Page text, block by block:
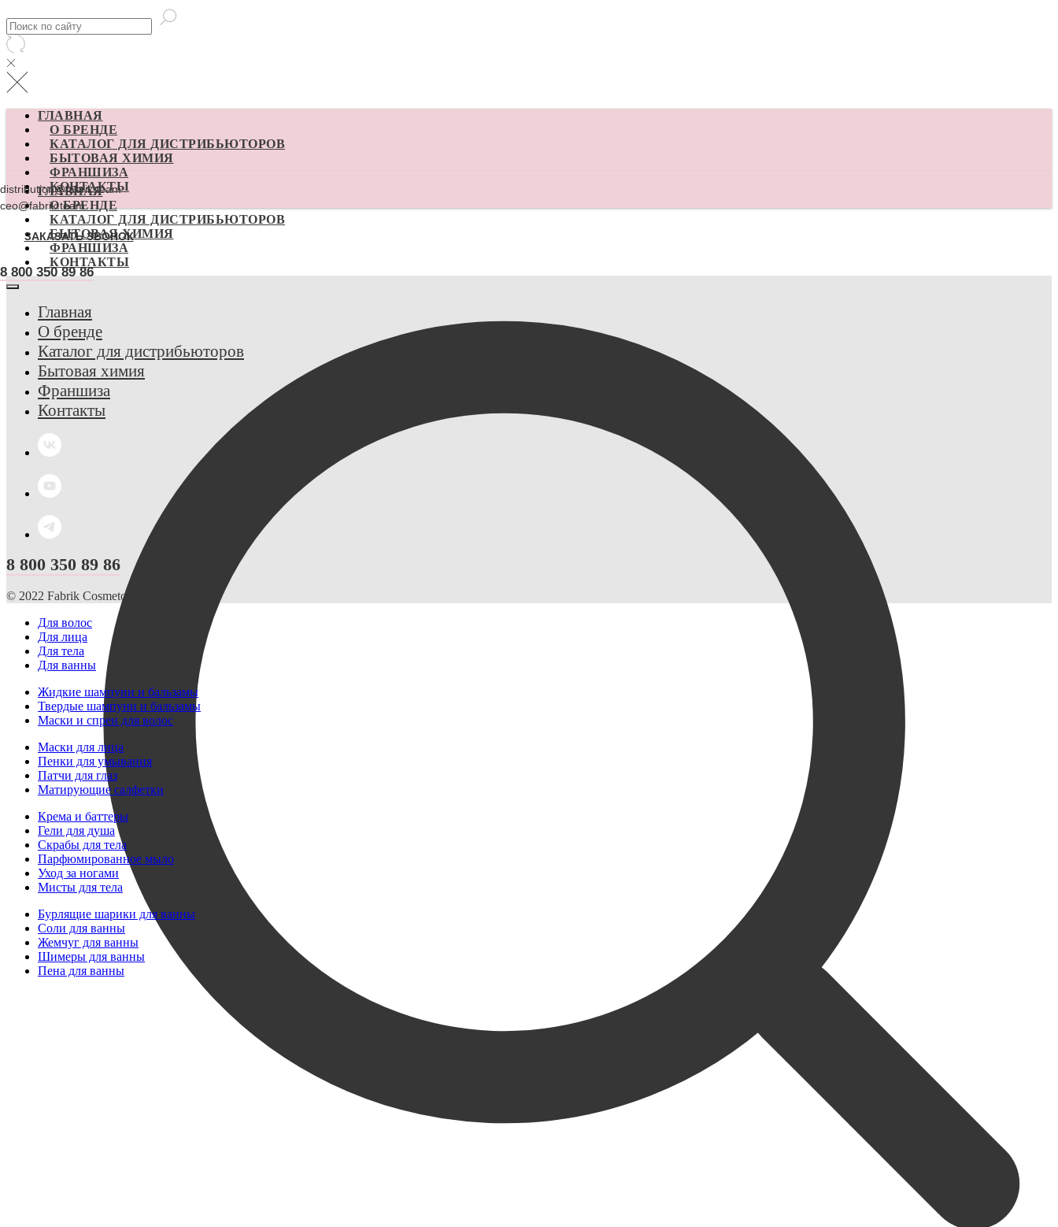
distribution@fabrik.team
ceo@fabrik.team
ЗАКАЗАТЬ ЗВОНОК
8 800 350 89 86
ГЛАВНАЯ
О БРЕНДЕ
КАТАЛОГ ДЛЯ ДИСТРИБЬЮТОРОВ
БЫТОВАЯ ХИМИЯ
ФРАНШИЗА
КОНТАКТЫ
ГЛАВНАЯ
О БРЕНДЕ
КАТАЛОГ ДЛЯ ДИСТРИБЬЮТОРОВ
БЫТОВАЯ ХИМИЯ
ФРАНШИЗА
КОНТАКТЫ
Главная
О бренде
Каталог для дистрибьюторов
Бытовая химия
Франшиза
Контакты
8 800 350 89 86
© 2022 Fabrik Cosmetology
Для волос
Для лица
Для тела
Для ванны
Жидкие шампуни и бальзамы
Твердые шампуни и бальзамы
Маски и спреи для волос
Маски для лица
Пенки для умывания
Патчи для глаз
Матирующие салфетки
Крема и баттеры
Гели для душа
Скрабы для тела
Парфюмированное мыло
Уход за ногами
Мисты для тела
Бурлящие шарики для ванны
Соли для ванны
Жемчуг для ванны
Шимеры для ванны
Пена для ванны